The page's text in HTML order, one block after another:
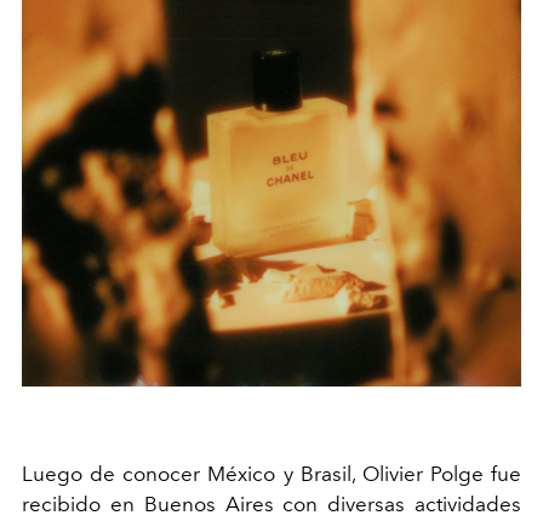
Luego de conocer México y Brasil, Olivier Polge fue
recibido en Buenos Aires con diversas actividades